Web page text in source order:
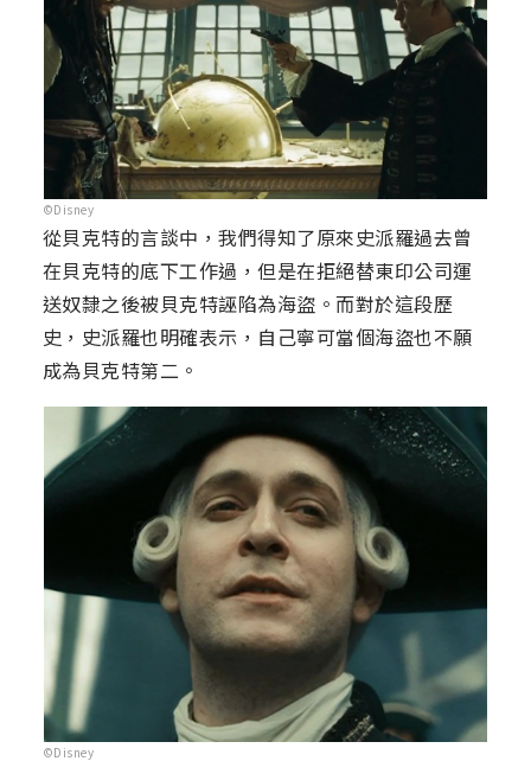
©Disney
從貝克特的言談中，我們得知了原來史派羅過去曾
在貝克特的底下工作過，但是在拒絕替東印公司運
送奴隸之後被貝克特誣陷為海盜。而對於這段歷
史，史派羅也明確表示，自己寧可當個海盜也不願
成為貝克特第二。
©Disney